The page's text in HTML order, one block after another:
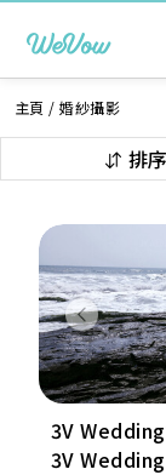
主頁 /婚紗攝影
排序
Previous
3V
3V Wedding